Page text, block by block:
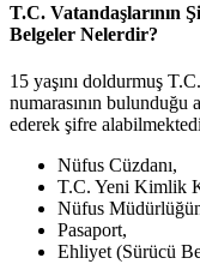
T.C. Vatandaşlarının
Belgeler Nelerdir?
15 yaşını doldurmuş
numarasının
ederek şifre
Nüfus Cüzdanı,
T.C. Yeni Kimlik
Nüfus
Pasaport,
Ehliyet (Sürücü